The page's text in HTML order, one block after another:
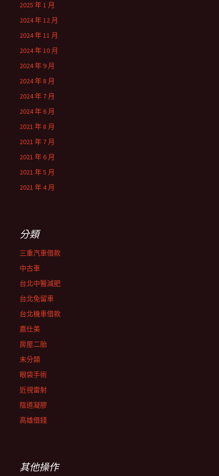
2025 年 1 月
2024 年 12 月
2024 年 11 月
2024 年 10 月
2024 年 9 月
2024 年 8 月
2024 年 7 月
2024 年 6 月
2021 年 8 月
2021 年 7 月
2021 年 6 月
2021 年 5 月
2021 年 4 月
分類
三重汽車借款
中古車
台北中醫減肥
台北免留車
台北機車借款
嘉仕美
房屋二胎
未分類
眼袋手術
近視雷射
陰道凝膠
高雄借錢
其他操作